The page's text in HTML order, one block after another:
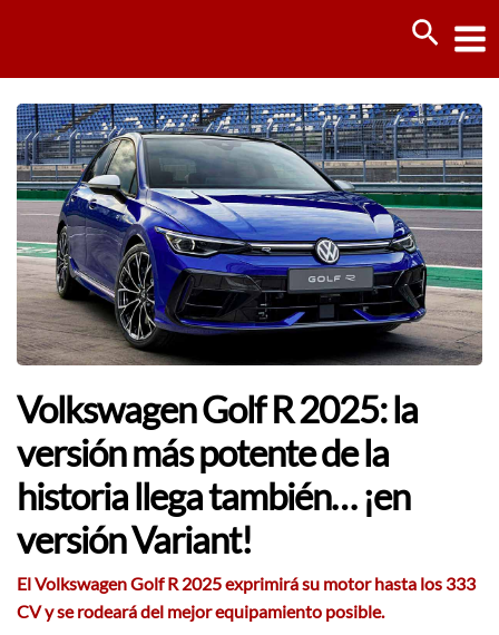
Volkswagen Golf R 2025: la
versión más potente de la
historia llega también… ¡en
versión Variant!
El Volkswagen Golf R 2025 exprimirá su motor hasta los 333
CV y se rodeará del mejor equipamiento posible.